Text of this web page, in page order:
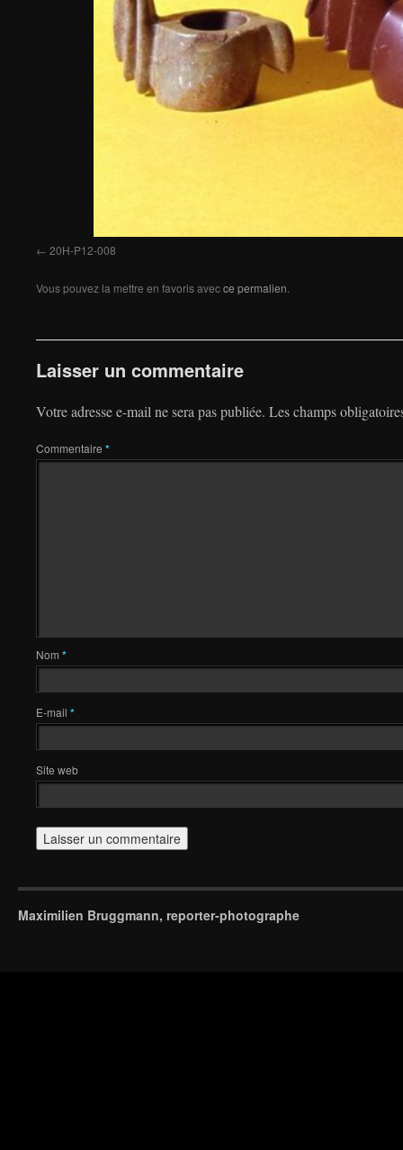
20H-P12-008
Vous pouvez la mettre en favoris avecce permalien
Laisser un commentaire
Votre adresse e-mail ne sera pas publiée. Les champs
Commentaire *
Nom *
E-mail *
Site web
Maximilien Bruggmann, reporter-photographe